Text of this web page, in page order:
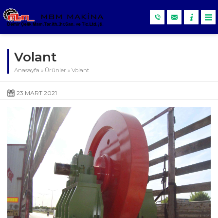
Volant
Anasayfa » Ürünler » Volant
23 MART 2021